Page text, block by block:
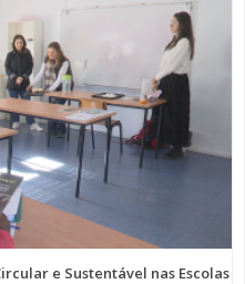
e Sustentável nas Escolas